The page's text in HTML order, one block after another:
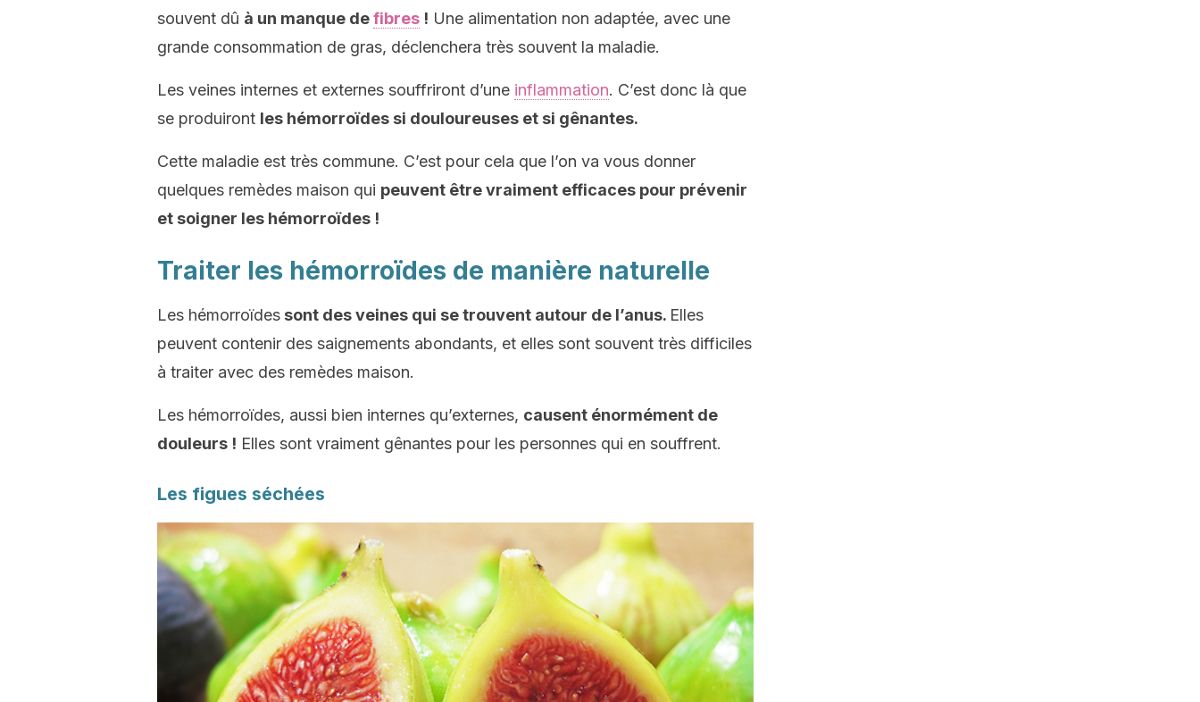
souvent dû à un manque defibres ! Une alimentation non adaptée, avec une
grande consommation de gras, déclenchera très souvent la maladie.
Les veines internes et externes souffriront d’une inflammation. C’est donc là que
se produiront les hémorroïdes si douloureuses et si gênantes.
Cette maladie est très commune. C’est pour cela que l’on va vous donner
quelques remèdes maison qui peuvent être vraiment efficaces pour prévenir
et soigner les hémorroïdes !
Traiter les hémorroïdes de manière naturelle
Les hémorroïdes sont des veines qui se trouvent autour de l’anus. Elles
peuvent contenir des saignements abondants, et elles sont souvent très difficiles
à traiter avec des remèdes maison.
Les hémorroïdes, aussi bien internes qu’externes, causent énormément de
douleurs ! Elles sont vraiment gênantes pour les personnes qui en souffrent.
Les figues séchées